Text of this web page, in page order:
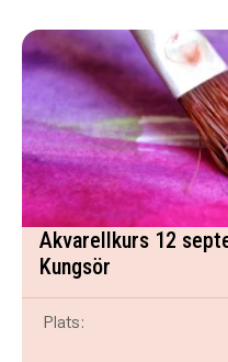
Akvarellkurs 12
Kungsör
Plats: